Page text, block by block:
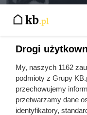
Drogi
My, naszych 1162
podmioty z Grupy
przechowujemy
przetwarzamy dane
identyfikatory,